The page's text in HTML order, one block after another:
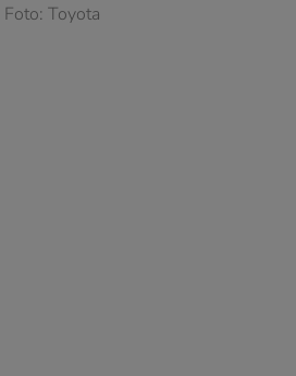
Foto: Toyota